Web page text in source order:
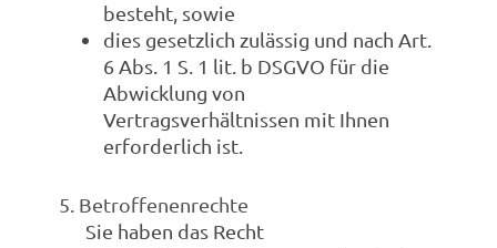
besteht, sowie
dies gesetzlich zulässig und nach Art.
6 Abs. 1 S. 1 lit. b DSGVO für die
Abwicklung von
Vertragsverhältnissen mit Ihnen
erforderlich ist.
5. Betroffenenrechte
Sie haben das Recht